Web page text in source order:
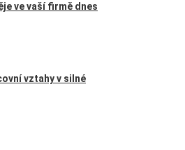
ve vaší firmě dnes
vztahy v silné